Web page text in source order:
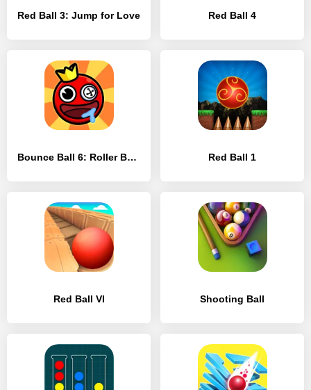
Red Ball 3: Jump for Love Red Ball 4
Bounce Ball 6: Roller Ball 6 Red Ball 1
Red Ball VI Shooting Ball